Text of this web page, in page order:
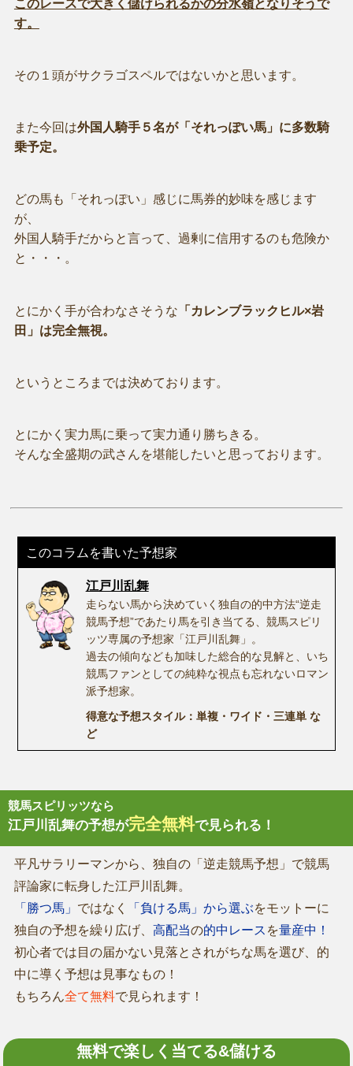
このレースで大きく儲けられるかの分水嶺となりそうで
す。
その１頭がサクラゴスペルではないかと思います。
また今回は外国人騎手５名が「それっぽい馬」に多数騎
乗予定。
どの馬も「それっぽい」感じに馬券的妙味を感じます
が、
外国人騎手だからと言って、過剰に信用するのも危険か
と・・・。
とにかく手が合わなさそうな 「カレンブラックヒル×岩
田」は完全無視。
というところまでは決めております。
とにかく実力馬に乗って実力通り勝ちきる。
そんな全盛期の武さんを堪能したいと思っております。
このコラムを書いた予想家
江戸川乱舞
走らない馬から決めていく独自の的中方法“逆走
競馬予想”であたり馬を引き当てる、競馬スピリ
ッツ専属の予想家「江戸川乱舞」。
過去の傾向なども加味した総合的な見解と、いち
競馬ファンとしての純粋な視点も忘れないロマン
派予想家。
得意な予想スタイル：単複・ワイド・三連単 な
ど
競馬スピリッツなら
江戸川乱舞の予想が完全無料で見られる！
平凡サラリーマンから、独自の「逆走競馬予想」で競馬
評論家に転身した江戸川乱舞。
「勝つ馬」 ではなく 「負ける馬」から選ぶをモットーに
独自の予想を繰り広げ、 高配当の的中レース を量産中！
初心者では目の届かない見落とされがちな馬を選び、的
中に導く予想は見事なもの！
もちろん全て無料で見られます！
無料で楽しく当てる&儲ける